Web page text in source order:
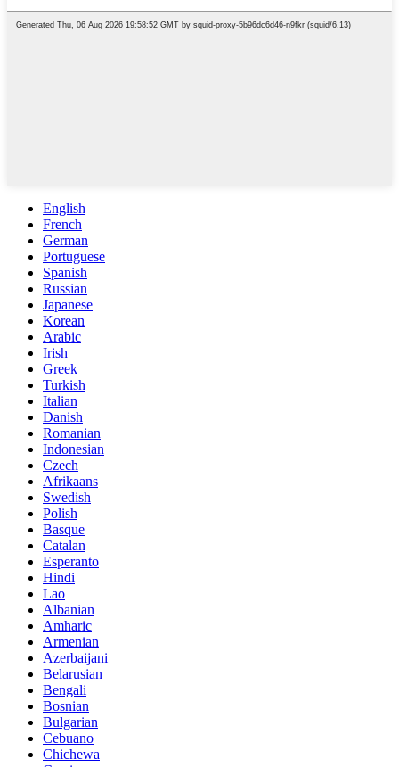
English
French
German
Portuguese
Spanish
Russian
Japanese
Korean
Arabic
Irish
Greek
Turkish
Italian
Danish
Romanian
Indonesian
Czech
Afrikaans
Swedish
Polish
Basque
Catalan
Esperanto
Hindi
Lao
Albanian
Amharic
Armenian
Azerbaijani
Belarusian
Bengali
Bosnian
Bulgarian
Cebuano
Chichewa